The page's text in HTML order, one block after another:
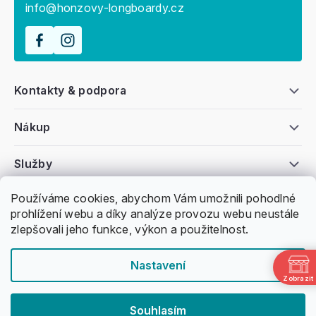
Používáme cookies, abychom Vám umožnili pohodlné
prohlížení webu a díky analýze provozu webu neustále
zlepšovali jeho funkce, výkon a použitelnost.
Nastavení
Souhlasím
Všeobecné informace
Nákup
Kontakty & podpora
Služby
info@honzovy-longboardy.cz
Nakódoval Pavel Kuneš
Zobrazit